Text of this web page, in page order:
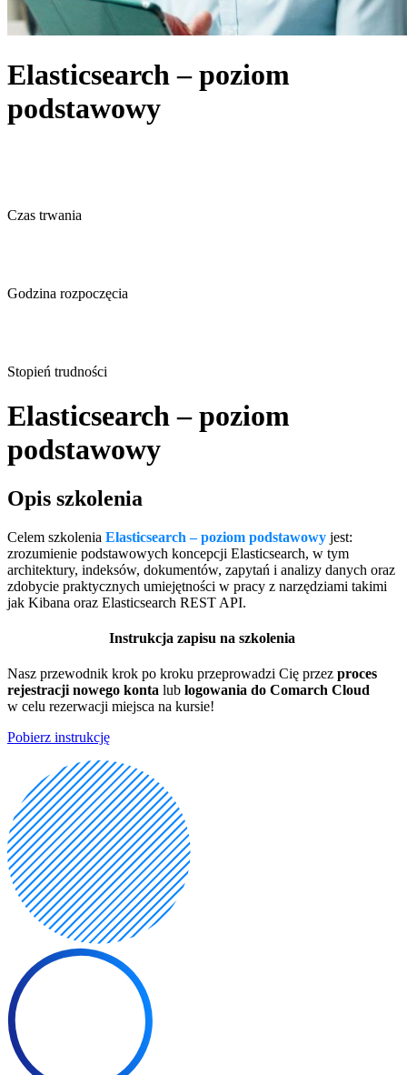
Elasticsearch – poziom
podstawowy
Czas trwania
Godzina rozpoczęcia
Stopień trudności
Elasticsearch – poziom
podstawowy
Opis szkolenia
Celem szkolenia Elasticsearch – poziom podstawowy jest:
zrozumienie podstawowych koncepcji Elasticsearch, w tym
architektury, indeksów, dokumentów, zapytań i analizy danych oraz
zdobycie praktycznych umiejętności w pracy z narzędziami takimi
jak Kibana oraz Elasticsearch REST API.
Instrukcja zapisu na szkolenia
Nasz przewodnik krok po kroku przeprowadzi Cię przez proces
rejestracji nowego konta lub logowania do Comarch Cloud
w celu rezerwacji miejsca na kursie!
Pobierz instrukcję